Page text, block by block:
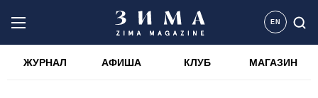
EN
ЖУРНАЛ АФИША КЛУБ МАГАЗИН